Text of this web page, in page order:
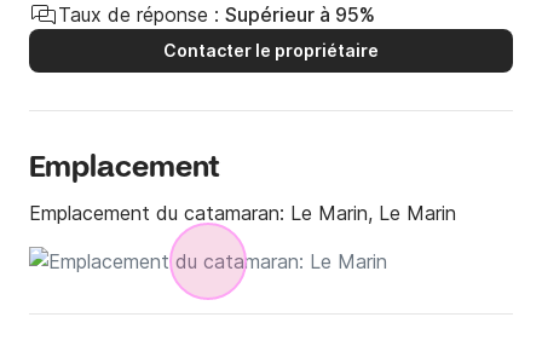
Taux de réponse : Supérieur à 95%
Contacter le propriétaire
Emplacement
Emplacement du catamaran: Le Marin, Le Marin